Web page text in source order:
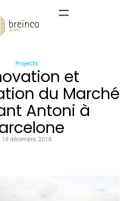
Projects
et
du Marché
Antoni à
18 décembre, 2018